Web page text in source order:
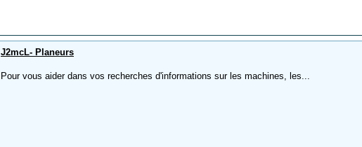
J2mcL- Planeurs
Pour vous aider dans vos recherches d'informations sur les machines, les...